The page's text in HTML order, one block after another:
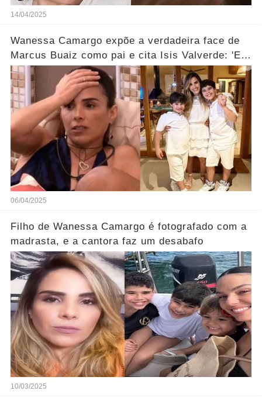
14/04/2025
Wanessa Camargo expõe a verdadeira face de
Marcus Buaiz como pai e cita Isis Valverde: 'Ela
é uma pessoa...'
06/04/2025
Filho de Wanessa Camargo é fotografado com a
madrasta, e a cantora faz um desabafo
10/03/2025